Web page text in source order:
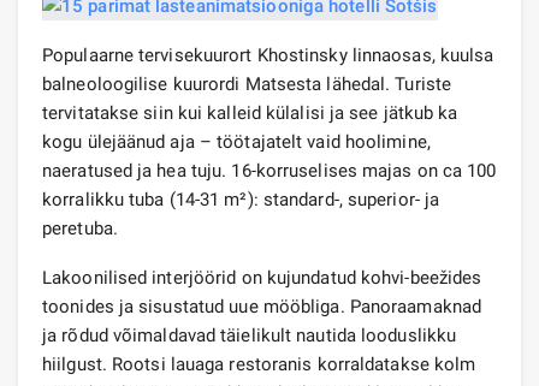
Populaarne tervisekuurort Khostinsky linnaosas, kuulsa
balneoloogilise kuurordi Matsesta lähedal. Turiste
tervitatakse siin kui kalleid külalisi ja see jätkub ka
kogu ülejäänud aja – töötajatelt vaid hoolimine,
naeratused ja hea tuju. 16-korruselises majas on ca 100
korralikku tuba (14-31 m²): standard-, superior- ja
peretuba.
Lakoonilised interjöörid on kujundatud kohvi-beežides
toonides ja sisustatud uue mööbliga. Panoraamaknad
ja rõdud võimaldavad täielikult nautida looduslikku
hiilgust. Rootsi lauaga restoranis korraldatakse kolm